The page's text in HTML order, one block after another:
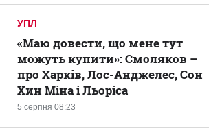
УПЛ
5 серпня 08:23
«Маю довести, що мене тут
можуть купити»: Смоляков –
про Харків, Лос-Анджелес, Сон
Хин Міна і Льоріса